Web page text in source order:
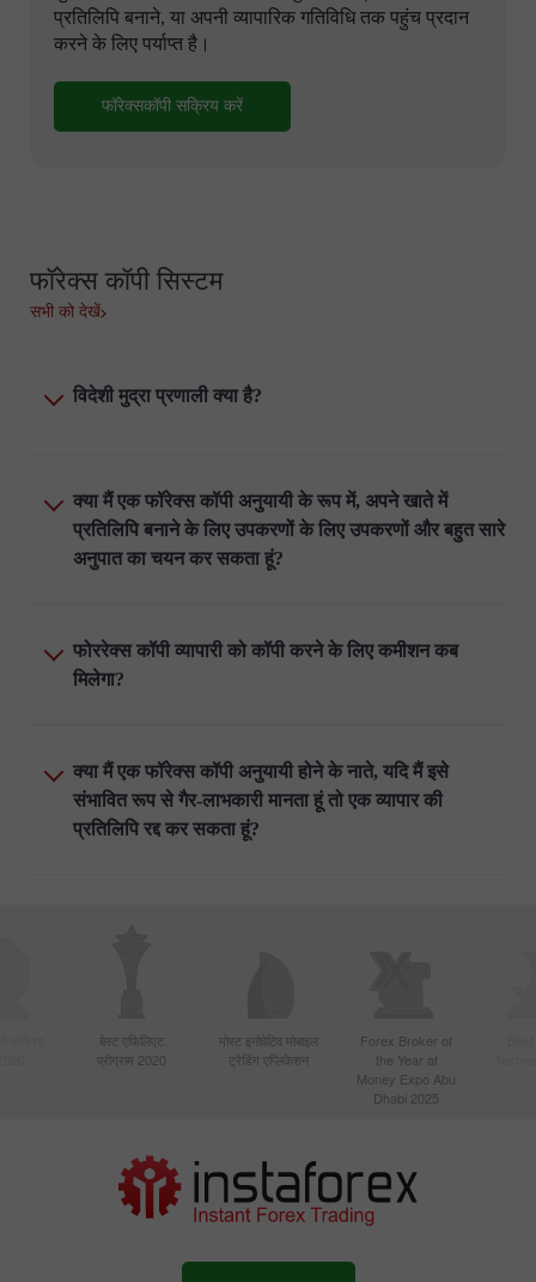
प्रतिलिपि बनाने, या अपनी व्यापारिक गतिविधि तक पहुंच प्रदान
करने के लिए पर्याप्त है।
फॉरेक्सकॉपी सक्रिय करें
फॉरेक्स कॉपी सिस्टम
सभी को देखें
विदेशी मुद्रा प्रणाली क्या है?
क्या मैं एक फॉरेक्स कॉपी अनुयायी के रूप में, अपने खाते में
प्रतिलिपि बनाने के लिए उपकरणों के लिए उपकरणों और बहुत सारे
अनुपात का चयन कर सकता हूं?
फोररेक्स कॉपी व्यापारी को कॉपी करने के लिए कमीशन कब
मिलेगा?
क्या मैं एक फॉरेक्स कॉपी अनुयायी होने के नाते, यदि मैं इसे
संभावित रूप से गैर-लाभकारी मानता हूं तो एक व्यापार की
प्रतिलिपि रद्द कर सकता हूं?
बेस्ट एफिलिएट
प्रोग्राम 2020
मोस्ट इनोवेटिव मोबाइल
ट्रेडिंग एप्लिकेशन
Forex Broker of
the Year at
Money Expo Abu
Dhabi 2025